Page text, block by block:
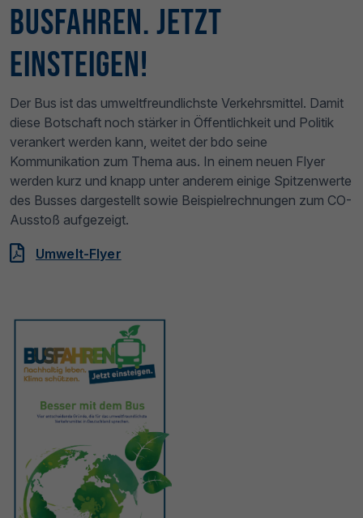
Busfahren. Jetzt
Einsteigen!
Der Bus ist das umweltfreundlichste Verkehrsmittel. Damit
diese Botschaft noch stärker in Öffentlichkeit und Politik
verankert werden kann, weitet der bdo seine
Kommunikation zum Thema aus. In einem neuen Flyer
werden kurz und knapp unter anderem einige Spitzenwerte
des Busses dargestellt sowie Beispielrechnungen zum CO-
Ausstoß aufgezeigt.
Umwelt-Flyer